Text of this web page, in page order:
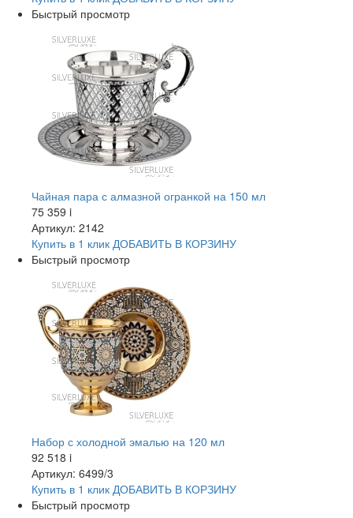
Быстрый просмотр
Чайная пара с алмазной огранкой на 150 мл
75 359 i
Артикул: 2142
Купить в 1 клик ДОБАВИТЬ В КОРЗИНУ
Быстрый просмотр
Набор с холодной эмалью на 120 мл
92 518 i
Артикул: 6499/3
Купить в 1 клик ДОБАВИТЬ В КОРЗИНУ
Быстрый просмотр